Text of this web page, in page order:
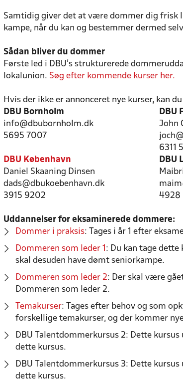
Samtidig giver det at være dommer dig frisk
kampe, når du kan og bestemmer dermed
Sådan bliver du dommer
Første led i DBU's strukturerede
lokalunion. Søg efter kommende kurser her.
Hvis der ikke er annonceret nye kurser, kan
DBU Bornholm
info@dbubornholm.dk
5695 7007
DBU
John
6311
DBU København
Daniel Skaaning Dinsen
dads@dbukoebenhavn.dk
3915 9202
DBU
4928
Uddannelser for eksaminerede dommere:
Dommer i praksis: Tages i år 1 efter
Dommeren som leder 1 : Du kan tage
skal desuden have dømt seniorkampe.
Dommeren som leder 2: Der skal være
Dommeren som leder 2.
Temakurser: Tages efter behov og som
forskellige temakurser, og der kommer
DBU Talentdommerkursus 2: Dette
dette kursus.
DBU Talentdommerkursus 3: Dette
dette kursus.